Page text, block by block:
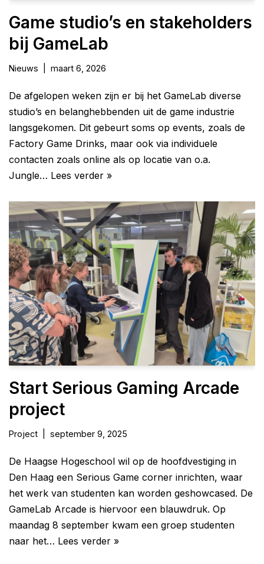
Game studio’s en stakeholders
bij GameLab
Nieuws maart 6, 2026
De afgelopen weken zijn er bij het GameLab diverse
studio’s en belanghebbenden uit de game industrie
langsgekomen. Dit gebeurt soms op events, zoals de
Factory Game Drinks, maar ook via individuele
contacten zoals online als op locatie van o.a.
Jungle… Lees verder »
Start Serious Gaming Arcade
project
Project september 9, 2025
De Haagse Hogeschool wil op de hoofdvestiging in
Den Haag een Serious Game corner inrichten, waar
het werk van studenten kan worden geshowcased. De
GameLab Arcade is hiervoor een blauwdruk. Op
maandag 8 september kwam een groep studenten
naar het… Lees verder »